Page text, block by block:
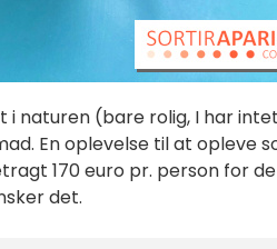
i naturen (bare rolig, I har
En oplevelse til at opleve
170 euro pr. person for
det.